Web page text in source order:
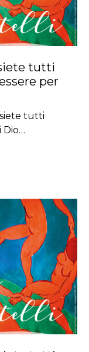
tutti
per
tutti
Dio…